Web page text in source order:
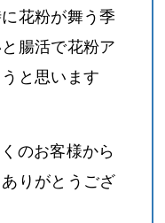
花粉が舞う季
腸活で花粉ア
と思います
のお客様から
りがとうござ